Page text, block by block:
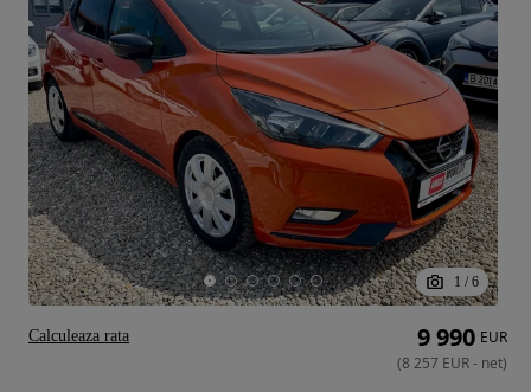
1 / 6
9 990 EUR
(8 257 EUR- net)
Calculeaza rata